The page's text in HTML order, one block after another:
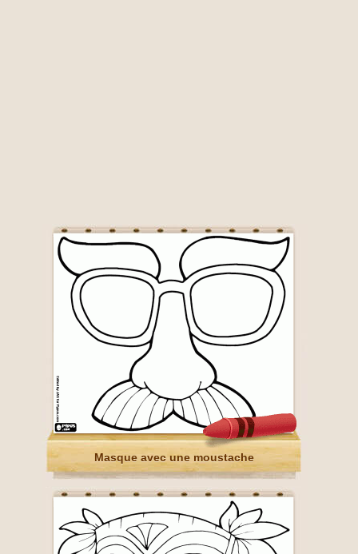
Masque avec une moustache